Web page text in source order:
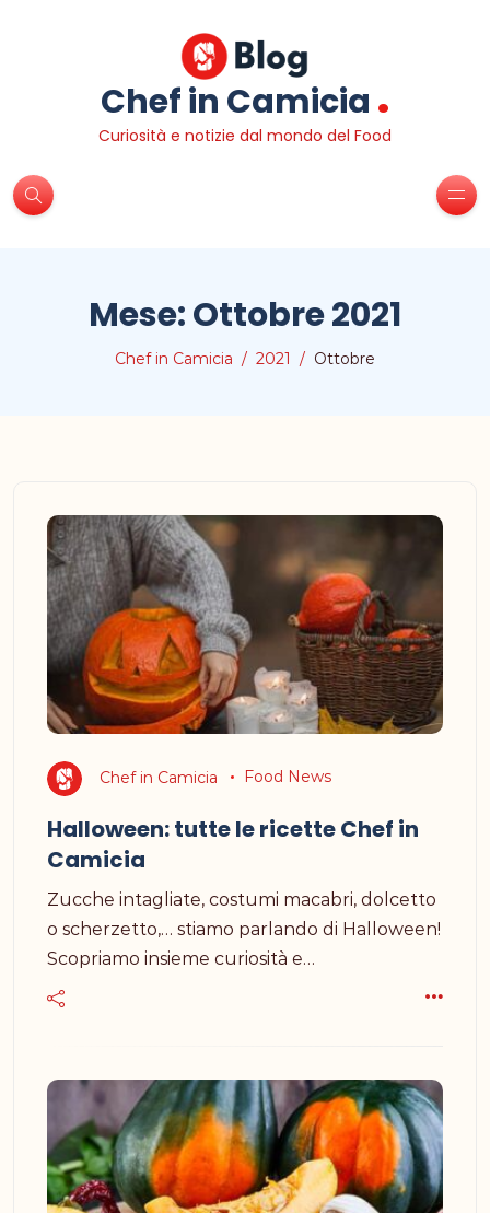
Chef in Camicia .
Curiosità e notizie dal mondo del Food
Mese:Ottobre 2021
Chef in Camicia 2021 Ottobre
Chef in Camicia Food News
Halloween: tutte le ricette Chef in
Camicia
Zucche intagliate, costumi macabri, dolcetto
o scherzetto,… stiamo parlando di Halloween!
Scopriamo insieme curiosità e…